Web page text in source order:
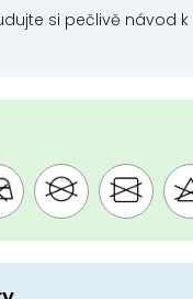
si pečlivě návod